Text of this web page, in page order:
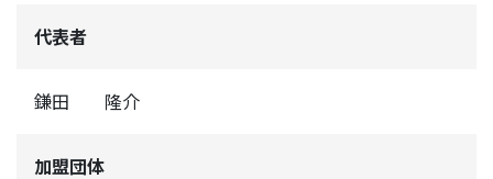
代表者
鎌田 隆介
加盟団体